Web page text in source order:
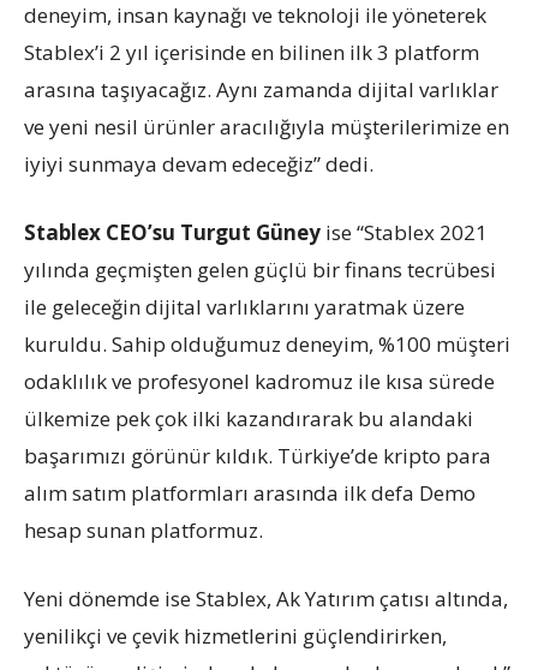
deneyim, insan kaynağı ve teknoloji ile yöneterek
Stablex’i 2 yıl içerisinde en bilinen ilk 3 platform
arasına taşıyacağız. Aynı zamanda dijital varlıklar
ve yeni nesil ürünler aracılığıyla müşterilerimize en
iyiyi sunmaya devam edeceğiz” dedi.
Stablex CEO’su Turgut Güney ise “Stablex 2021
yılında geçmişten gelen güçlü bir finans tecrübesi
ile geleceğin dijital varlıklarını yaratmak üzere
kuruldu. Sahip olduğumuz deneyim, %100 müşteri
odaklılık ve profesyonel kadromuz ile kısa sürede
ülkemize pek çok ilki kazandırarak bu alandaki
başarımızı görünür kıldık. Türkiye’de kripto para
alım satım platformları arasında ilk defa Demo
hesap sunan platformuz.
Yeni dönemde ise Stablex, Ak Yatırım çatısı altında,
yenilikçi ve çevik hizmetlerini güçlendirirken,